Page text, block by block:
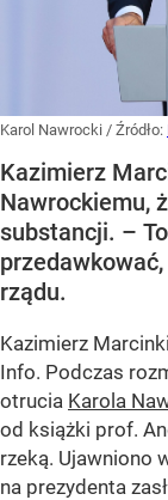
Karol Nawrocki / Źródło:
Kazimierz
Nawrockiemu,
substancji. –
rządu.
Kazimierz
Info. Podczas
otrucia Karola
od książki prof.
rzeką. Ujawniono
na prezydenta